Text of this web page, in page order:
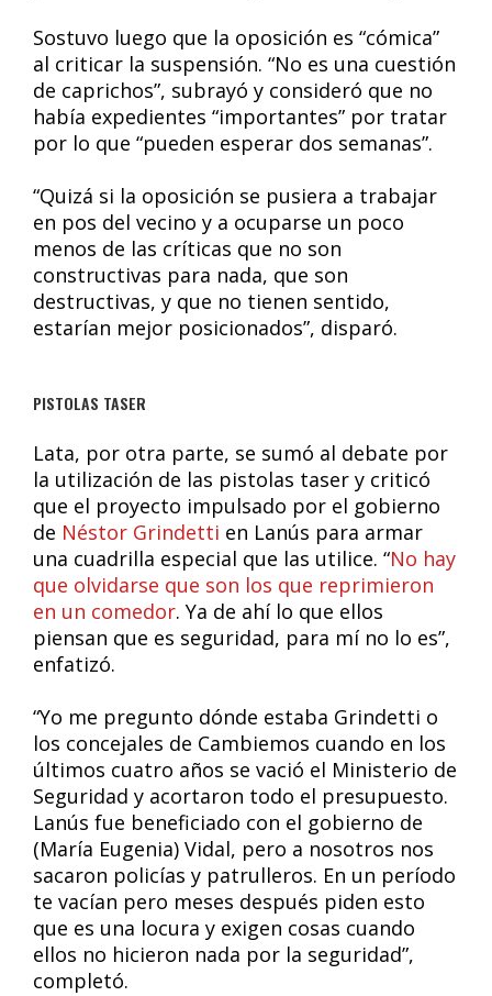
Sostuvo luego que la oposición es “cómica”
al criticar la suspensión. “No es una cuestión
de caprichos”, subrayó y consideró que no
había expedientes “importantes” por tratar
por lo que “pueden esperar dos semanas”.
“Quizá si la oposición se pusiera a trabajar
en pos del vecino y a ocuparse un poco
menos de las críticas que no son
constructivas para nada, que son
destructivas, y que no tienen sentido,
estarían mejor posicionados”, disparó.
PISTOLAS TASER
Lata, por otra parte, se sumó al debate por
la utilización de las pistolas taser y criticó
que el proyecto impulsado por el gobierno
de Néstor Grindetti en Lanús para armar
una cuadrilla especial que las utilice. “No hay
que olvidarse que son los que reprimieron
en un comedor. Ya de ahí lo que ellos
piensan que es seguridad, para mí no lo es”,
enfatizó.
“Yo me pregunto dónde estaba Grindetti o
los concejales de Cambiemos cuando en los
últimos cuatro años se vació el Ministerio de
Seguridad y acortaron todo el presupuesto.
Lanús fue beneficiado con el gobierno de
(María Eugenia) Vidal, pero a nosotros nos
sacaron policías y patrulleros. En un período
te vacían pero meses después piden esto
que es una locura y exigen cosas cuando
ellos no hicieron nada por la seguridad”,
completó.